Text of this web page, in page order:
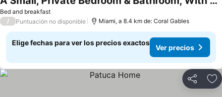
Bed and breakfast
/ Puntuación no disponible Miami, a 8.4 km de: Coral Gables
Elige fechas para ver los precios exactos
Ver precios
Compartir